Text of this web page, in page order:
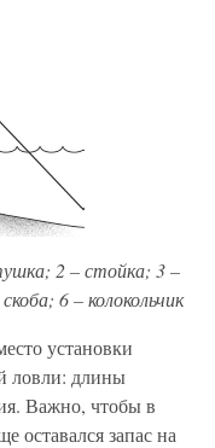
2 – стойка; 3 –
6 – колокольчик
установки
ловли: длины
Важно, чтобы в
оставался запас на